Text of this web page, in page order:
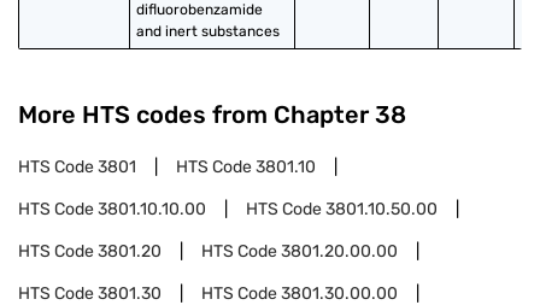
difluorobenzamide
and inert substances
More HTS codes from Chapter 38
HTS Code3801 HTS Code3801.10
HTS Code3801.10.10.00 HTS Code3801.10.50.00
HTS Code3801.20 HTS Code3801.20.00.00
HTS Code3801.30 HTS Code3801.30.00.00